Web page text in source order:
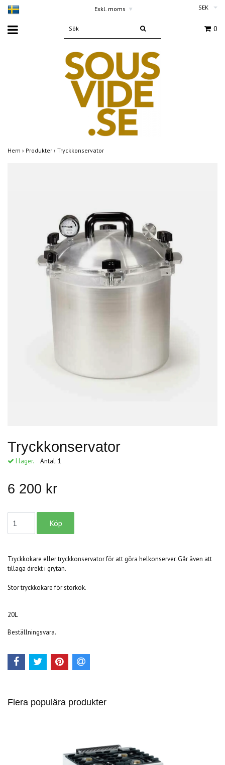
Exkl. moms ▾ SEK
0
Hem › Produkter › Tryckkonservator
Tryckkonservator
I lager. Antal:1
6 200 kr
Tryckkokare eller tryckkonservator för att göra helkonserver. Går även att
tillaga direkt i grytan.
Stor tryckkokare för storkök.
20L
Beställningsvara.
Flera populära produkter